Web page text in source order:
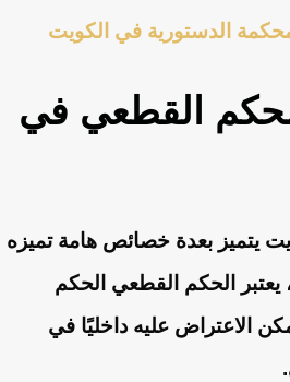
الدستورية في الكويت
القطعي في
يتميز بعدة خصائص هامة تميزه
يعتبر الحكم القطعي الحكم
الاعتراض عليه داخليًا في